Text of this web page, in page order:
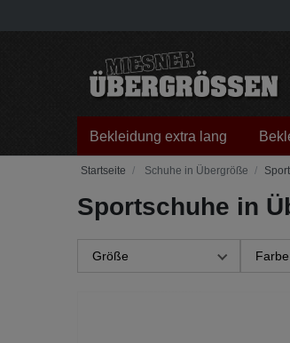
Bekleidung extra lang
Schuhe in Übergröße
Sportschuhe in
Größe Farbe